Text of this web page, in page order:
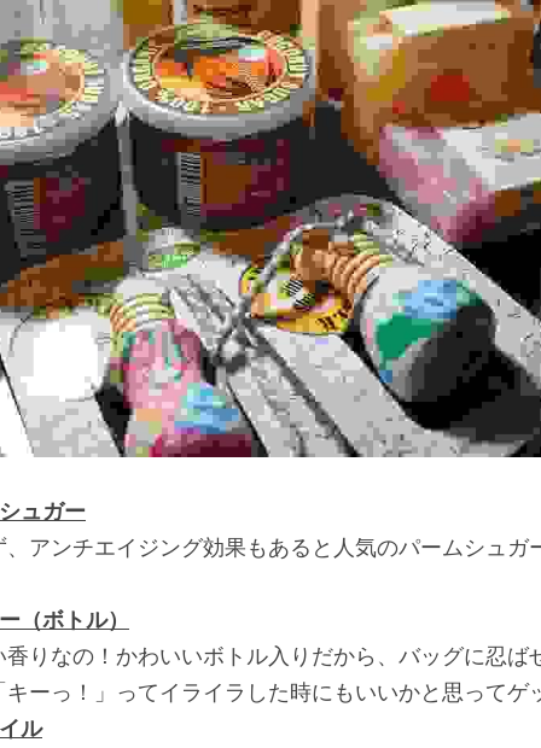
ュガー
アンチエイジング効果もあると人気のパームシュガ
（ボトル）
りなの！かわいいボトル入りだから、バッグに忍ば
ーっ！」ってイライラした時にもいいかと思ってゲ
ル